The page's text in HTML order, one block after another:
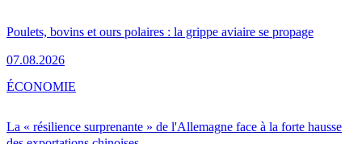
Poulets, bovins et ours polaires : la grippe aviaire se propage
07.08.2026
La « résilience surprenante » de l'Allemagne face à la forte hausse
ÉCONOMIE